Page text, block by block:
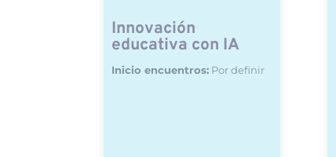
Innovación
educativa con IA
Inicio encuentros: Por definir